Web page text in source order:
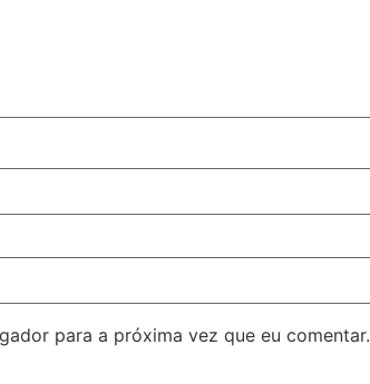
para a próxima vez que eu comentar.